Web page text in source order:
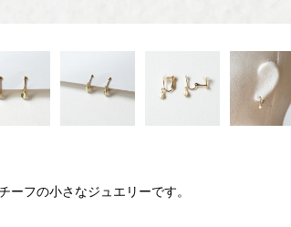
ーフの小さなジュエリーです。